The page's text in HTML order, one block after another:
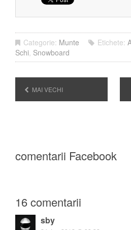
Categorie: Munte Etichete:
Schi, Snowboard
MAI VECHI
comentarii Facebook
16 comentarii
sby